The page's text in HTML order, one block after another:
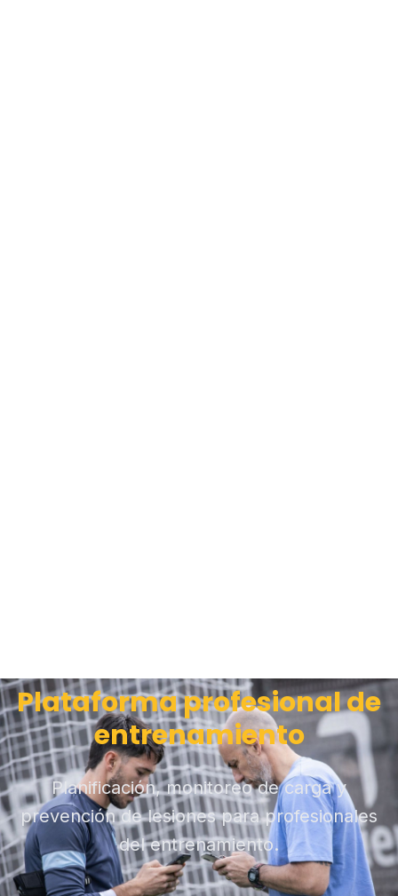
Plataforma profesional de
entrenamiento
Planificación, monitoreo de carga y
prevención de lesiones para profesionales
del entrenamiento.